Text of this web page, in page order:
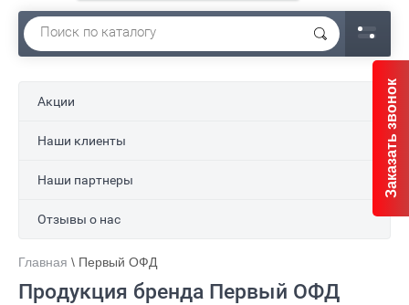
Заказать звонок
Акции
Наши клиенты
Наши партнеры
Отзывы о нас
Главная \ Первый ОФД
Продукция бренда Первый ОФД